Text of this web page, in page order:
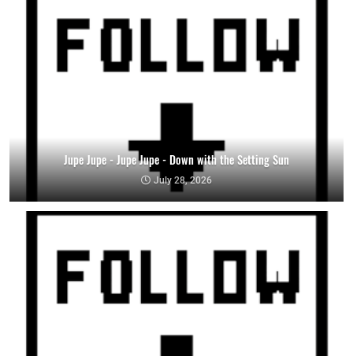
Jupe Jupe - Jupe Jupe - Down with the Setting Sun
July 28, 2026